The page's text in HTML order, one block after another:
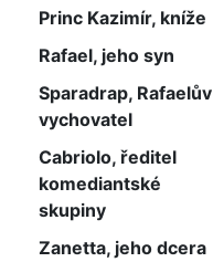
Princ Kazimír, kníže
Rafael, jeho syn
Sparadrap, Rafaelův
vychovatel
Cabriolo, ředitel
komediantské
skupiny
Zanetta, jeho dcera